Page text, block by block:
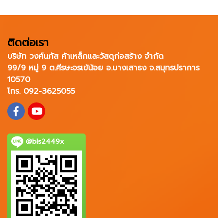
ติดต่อเรา
บริษัท วงศ์นภัส ค้าเหล็กและวัสดุก่อสร้าง จำกัด
99/9 หมู่ 9 ต.ศีรษะจรเข้น้อย อ.บางเสาธง จ.สมุทรปราการ
10570
โทร. 092-3625055
@bls2449x